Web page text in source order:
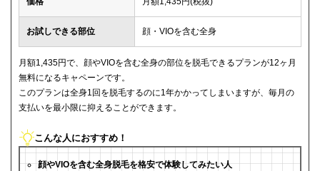
お試しできる部位 顔・VIOを含む全身
月額1,435円で、顔やVIOを含む全身の部位を脱毛できるプランが12ヶ月
無料になるキャペーンです。
このプランは全身1回を脱毛するのに1年かかってしまいますが、毎月の
支払いを最小限に抑えることができます。
こんな人におすすめ！
顔やVIOを含む全身脱毛を格安で体験してみたい人